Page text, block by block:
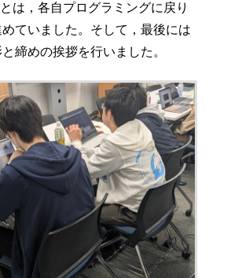
は，各自プログラミングに戻り
ていました。そして，最後には
締めの挨拶を行いました。